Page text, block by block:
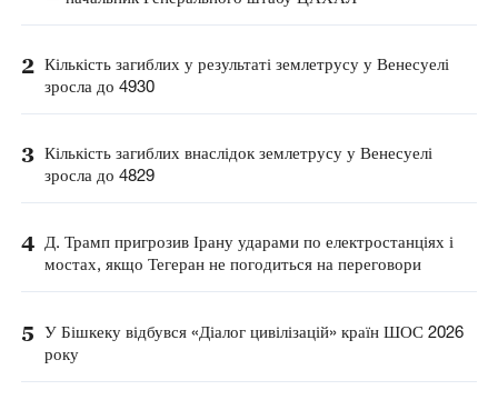
2 Кількість загиблих у результаті землетрусу у Венесуелі
зросла до 4930
3 Кількість загиблих внаслідок землетрусу у Венесуелі
зросла до 4829
4 Д. Трамп пригрозив Ірану ударами по електростанціях і
мостах, якщо Тегеран не погодиться на переговори
5 У Бішкеку відбувся «Діалог цивілізацій» країн ШОС 2026
року